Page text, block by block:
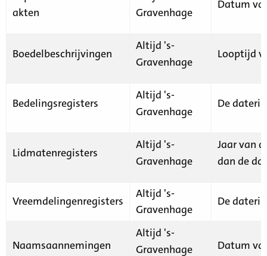
akten
Gravenhage
Datum
Boedelbeschrijvingen
Altijd 's-
Gravenhage
Looptijd
Bedelingsregisters
Altijd 's-
Gravenhage
De
Lidmatenregisters
Altijd 's-
Gravenhage
Jaar van
dan de
Vreemdelingenregisters
Altijd 's-
Gravenhage
De
Naamsaannemingen
Altijd 's-
Gravenhage
Datum